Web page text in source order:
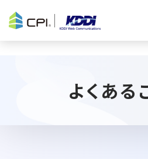
よくある